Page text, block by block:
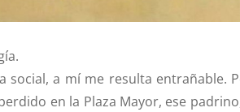
social, a mí me resulta entrañable.
en la Plaza Mayor, ese